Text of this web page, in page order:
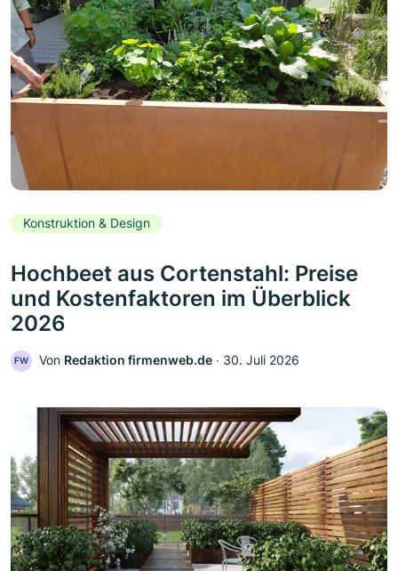
Konstruktion & Design
Hochbeet aus Cortenstahl: Preise
und Kostenfaktoren im Überblick
2026
FW Von Redaktion firmenweb.de ‧ 30. Juli 2026